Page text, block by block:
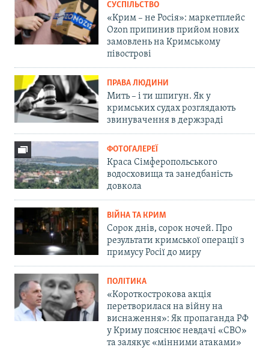
СУСПІЛЬСТВО
«Крим – не Росія»: маркетплейс
Ozon припинив прийом нових
замовлень на Кримському
півострові
ПРАВА ЛЮДИНИ
Мить – і ти шпигун. Як у
кримських судах розглядають
звинувачення в держзраді
ФОТОГАЛЕРЕЇ
Краса Сімферопольського
водосховища та занедбаність
довкола
ВІЙНА ТА КРИМ
Сорок днів, сорок ночей. Про
результати кримської операції з
примусу Росії до миру
ПОЛІТИКА
«Короткострокова акція
перетворилася на війну на
виснаження»: Як пропаганда РФ
у Криму пояснює невдачі «СВО»
та залякує «мінними атаками»